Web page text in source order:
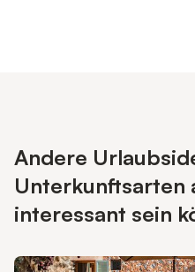
Andere
Unterkunftsarten
interessant sein